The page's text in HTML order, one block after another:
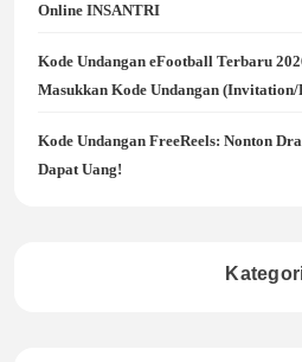
Online INSANTRI
Kode Undangan eFootball Terbaru
Masukkan Kode Undangan (Invitation/
Kode Undangan FreeReels: Nonton
Dapat Uang!